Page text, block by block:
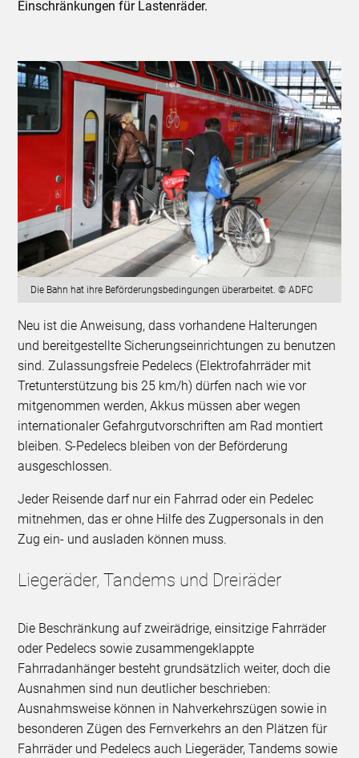
Einschränkungen für Lastenräder.
Die Bahn hat ihre Beförderungsbedingungen überarbeitet. © ADFC
Neu ist die Anweisung, dass vorhandene Halterungen
und bereitgestellte Sicherungseinrichtungen zu benutzen
sind. Zulassungsfreie Pedelecs (Elektrofahrräder mit
Tretunterstützung bis 25 km/h) dürfen nach wie vor
mitgenommen werden, Akkus müssen aber wegen
internationaler Gefahrgutvorschriften am Rad montiert
bleiben. S-Pedelecs bleiben von der Beförderung
ausgeschlossen.
Jeder Reisende darf nur ein Fahrrad oder ein Pedelec
mitnehmen, das er ohne Hilfe des Zugpersonals in den
Zug ein- und ausladen können muss.
Liegeräder, Tandems und Dreiräder
Die Beschränkung auf zweirädrige, einsitzige Fahrräder
oder Pedelecs sowie zusammengeklappte
Fahrradanhänger besteht grundsätzlich weiter, doch die
Ausnahmen sind nun deutlicher beschrieben:
Ausnahmsweise können in Nahverkehrszügen sowie in
besonderen Zügen des Fernverkehrs an den Plätzen für
Fahrräder und Pedelecs auch Liegeräder, Tandems sowie